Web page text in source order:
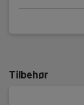
LED/LCD
Tilbehør